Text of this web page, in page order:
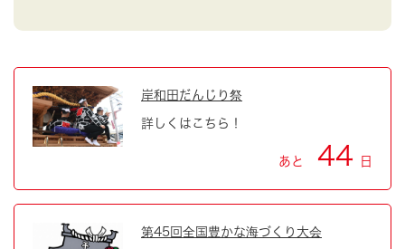
岸和田だんじり祭
詳しくはこちら！
あと 44 日
第45回全国豊かな海づくり大会